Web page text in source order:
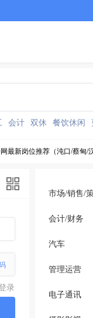
会计 双休 餐饮休闲
最新岗位推荐（沌口/蔡甸/
最新岗位推荐（沌口/蔡甸/
最新岗位推荐（沌口/蔡甸/
个教师岗位等你来！
录
市场/销售/
会计/财务
汽车
管理运营
电子通讯